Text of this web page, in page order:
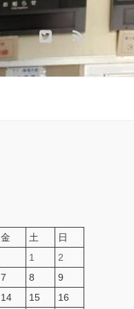
金 土
日
1
2
7 8
9
14 15 16